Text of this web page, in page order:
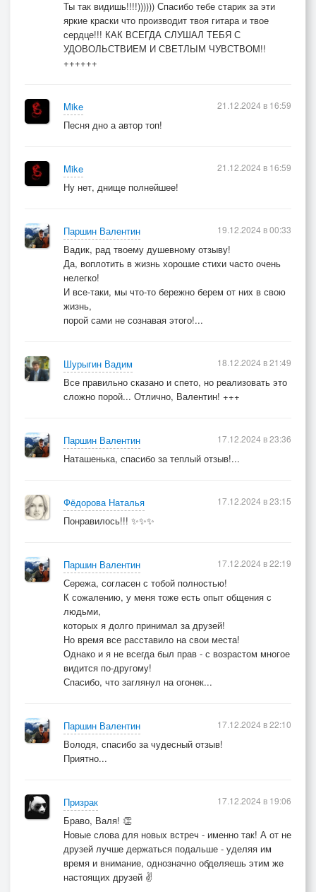
Ты так видишь!!!!)))))) Спасибо тебе старик за эти
яркие краски что производит твоя гитара и твое
сердце!!! КАК ВСЕГДА СЛУШАЛ ТЕБЯ С
УДОВОЛЬСТВИЕМ И СВЕТЛЫМ ЧУВСТВОМ!!
++++++
Mike
Песня дно а автор топ!
21.12.2024 в 16:59
Mike
Ну нет, днище полнейшее!
21.12.2024 в 16:59
Паршин Валентин
Вадик, рад твоему душевному отзыву!
Да, воплотить в жизнь хорошие стихи часто очень
нелегко!
И все-таки, мы что-то бережно берем от них в свою
жизнь,
порой сами не сознавая этого!...
19.12.2024 в 00:33
Шурыгин Вадим
Все правильно сказано и спето, но реализовать это
сложно порой... Отлично, Валентин! +++
18.12.2024 в 21:49
Паршин Валентин
Наташенька, спасибо за теплый отзыв!...
17.12.2024 в 23:36
Фёдорова Наталья
Понравилось!!! ✨✨✨
17.12.2024 в 23:15
Паршин Валентин
Сережа, согласен с тобой полностью!
К сожалению, у меня тоже есть опыт общения с
людьми,
которых я долго принимал за друзей!
Но время все расставило на свои места!
Однако и я не всегда был прав - с возрастом многое
видится по-другому!
Спасибо, что заглянул на огонек...
17.12.2024 в 22:19
Паршин Валентин
Володя, спасибо за чудесный отзыв!
Приятно...
17.12.2024 в 22:10
Призрак
Браво, Валя! 👏
Новые слова для новых встреч - именно так! А от не
друзей лучше держаться подальше - уделяя им
время и внимание, однозначно обделяешь этим же
настоящих друзей ✌️
17.12.2024 в 19:06